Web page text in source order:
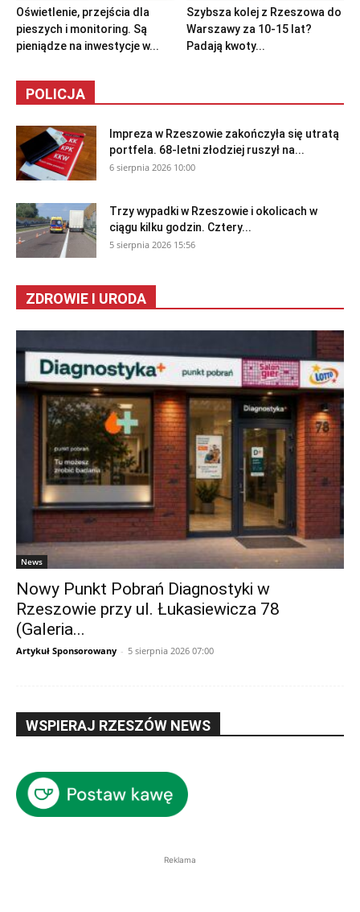
Oświetlenie, przejścia dla
pieszych i monitoring. Są
pieniądze na inwestycje w...
Szybsza kolej z Rzeszowa do
Warszawy za 10-15 lat?
Padają kwoty...
POLICJA
Impreza w Rzeszowie zakończyła się utratą
portfela. 68-letni złodziej ruszył na...
6 sierpnia 2026 10:00
Trzy wypadki w Rzeszowie i okolicach w
ciągu kilku godzin. Cztery...
5 sierpnia 2026 15:56
ZDROWIE I URODA
News
Nowy Punkt Pobrań Diagnostyki w
Rzeszowie przy ul. Łukasiewicza 78
(Galeria...
Artykuł Sponsorowany - 5 sierpnia 2026 07:00
WSPIERAJ RZESZÓW NEWS
Reklama